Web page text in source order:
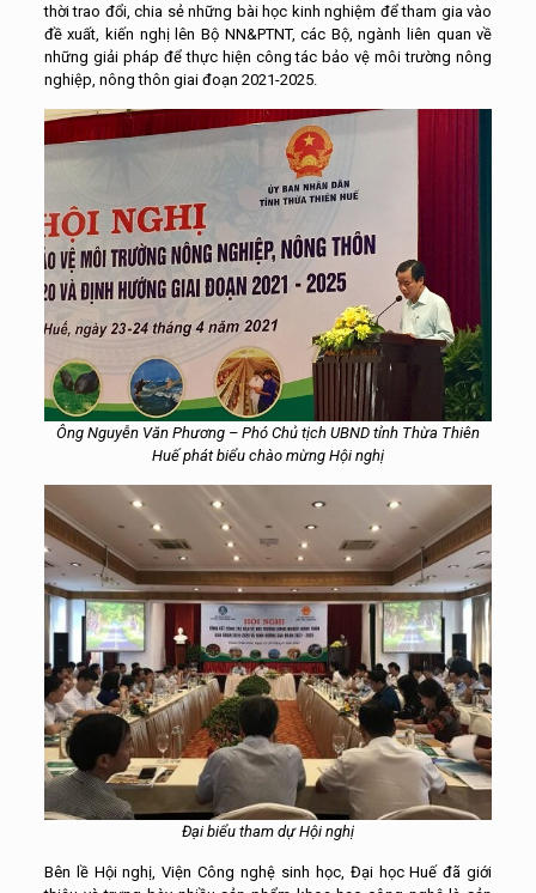
thời trao đổi, chia sẻ những bài học kinh nghiệm để tham gia vào
đề xuất, kiến nghị lên Bộ NN&PTNT, các Bộ, ngành liên quan về
những giải pháp để thực hiện công tác bảo vệ môi trường nông
nghiệp, nông thôn giai đoạn 2021-2025.
Ông Nguyễn Văn Phương – Phó Chủ tịch UBND tỉnh Thừa Thiên
Huế phát biểu chào mừng Hội nghị
Đại biểu tham dự Hội nghị
Bên lề Hội nghị, Viện Công nghệ sinh học, Đại học Huế đã giới